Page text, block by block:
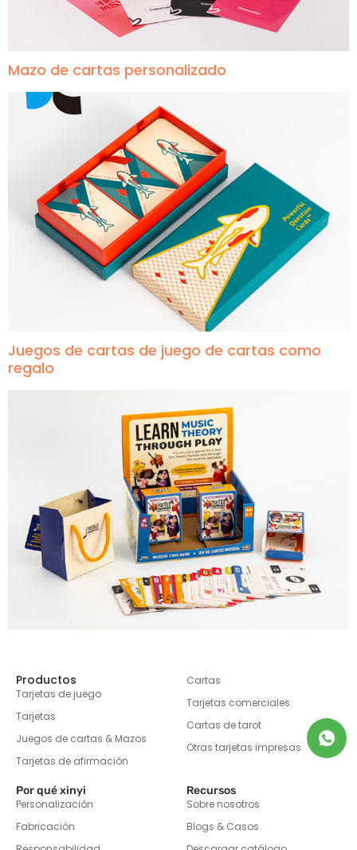
Mazo de cartas personalizado
Juegos de cartas de juego de cartas como
regalo
Productos
Tarjetas de juego
Tarjetas
Juegos de cartas & Mazos
Tarjetas de afirmación
Cartas
Tarjetas comerciales
Cartas de tarot
Otras tarjetas impresas
Por qué xinyi
Personalización
Fabricación
Recursos
Sobre nosotros
Blogs & Casos